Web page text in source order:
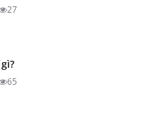
27
65